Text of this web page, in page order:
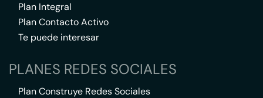
Plan Integral
Plan Contacto Activo
Te puede interesar
PLANES REDES SOCIALES
Plan Construye Redes Sociales